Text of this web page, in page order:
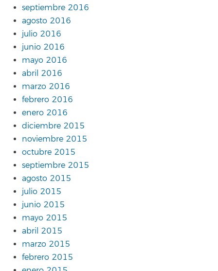
septiembre 2016
agosto 2016
julio 2016
junio 2016
mayo 2016
abril 2016
marzo 2016
febrero 2016
enero 2016
diciembre 2015
noviembre 2015
octubre 2015
septiembre 2015
agosto 2015
julio 2015
junio 2015
mayo 2015
abril 2015
marzo 2015
febrero 2015